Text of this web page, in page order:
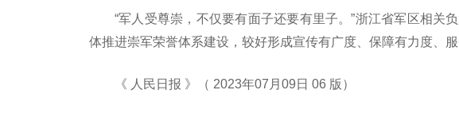
“军人受尊崇，不仅要有面子还要有里子。”浙江省军区相关
体推进崇军荣誉体系建设，较好形成宣传有广度、保障有力度、
《 人民日报 》（ 2023年07月09日 06 版）